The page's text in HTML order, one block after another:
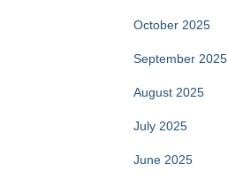
October 2025
September 2025
August 2025
July 2025
June 2025